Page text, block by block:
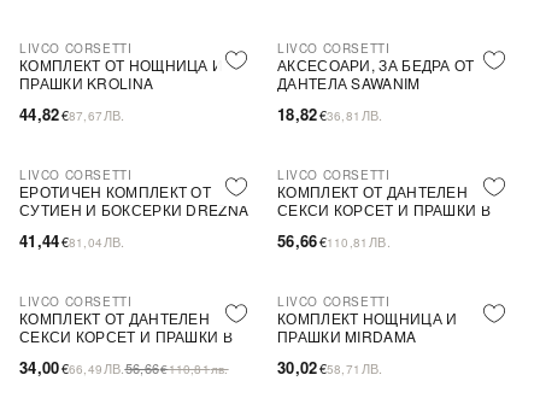
LIVCO CORSETTI
КОМПЛЕКТ ОТ НОЩНИЦА И
ПРАШКИ KROLINA
44,82€87,67 ЛВ.
ПОСЛЕДНА БРОЙКА
LIVCO CORSETTI
АКСЕСОАРИ, ЗА БЕДРА ОТ
ДАНТЕЛА SAWANIM
18,82€36,81 ЛВ.
ПОСЛЕДНА БРОЙКА
LIVCO CORSETTI
ЕРОТИЧЕН КОМПЛЕКТ ОТ
СУТИЕН И БОКСЕРКИ DREZNA
41,44€81,04 ЛВ.
ПОСЛЕДНА БРОЙКА
LIVCO CORSETTI
КОМПЛЕКТ ОТ ДАНТЕЛЕН
СЕКСИ КОРСЕТ И ПРАШКИ В
56,66€110,81 ЛВ.
-40%
SALE
ПОСЛЕДНА БРОЙКА
LIVCO CORSETTI
КОМПЛЕКТ ОТ ДАНТЕЛЕН
СЕКСИ КОРСЕТ И ПРАШКИ В
34,00€66,49 ЛВ.56,66€110,81лв.
LIVCO CORSETTI
КОМПЛЕКТ НОЩНИЦА И
ПРАШКИ MIRDAMA
30,02€58,71 ЛВ.